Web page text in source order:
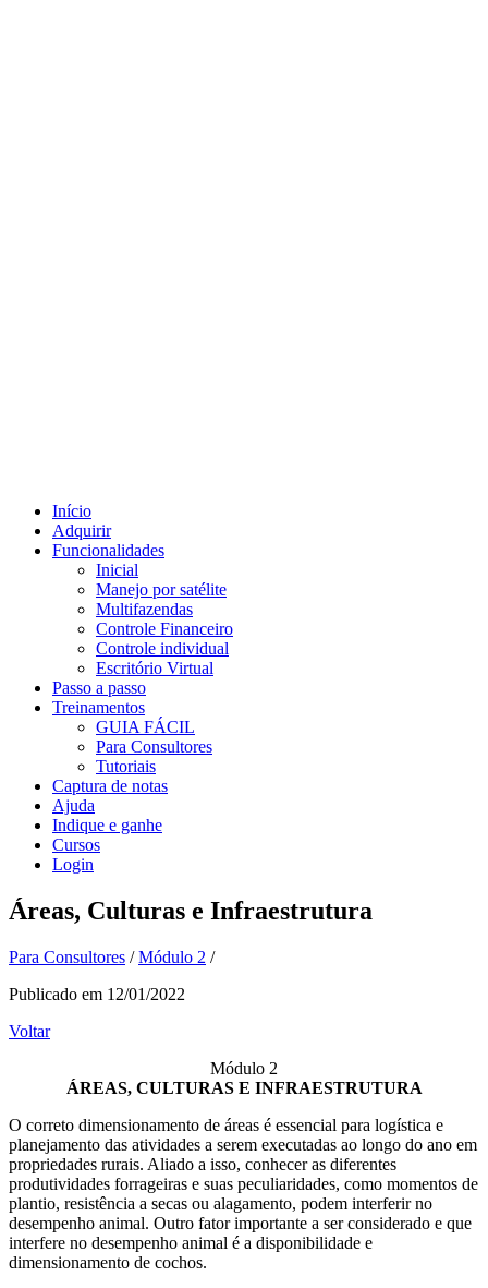
Início
Adquirir
Funcionalidades
Inicial
Manejo por satélite
Multifazendas
Controle Financeiro
Controle individual
Escritório Virtual
Passo a passo
Treinamentos
GUIA FÁCIL
Para Consultores
Tutoriais
Captura de notas
Ajuda
Indique e ganhe
Cursos
Login
Áreas, Culturas e Infraestrutura
Para Consultores / Módulo 2 /
Publicado em 12/01/2022
Voltar
Módulo 2
ÁREAS, CULTURAS E INFRAESTRUTURA
O correto dimensionamento de áreas é essencial para logística e
planejamento das atividades a serem executadas ao longo do ano em
propriedades rurais. Aliado a isso, conhecer as diferentes
produtividades forrageiras e suas peculiaridades, como momentos de
plantio, resistência a secas ou alagamento, podem interferir no
desempenho animal. Outro fator importante a ser considerado e que
interfere no desempenho animal é a disponibilidade e
dimensionamento de cochos.